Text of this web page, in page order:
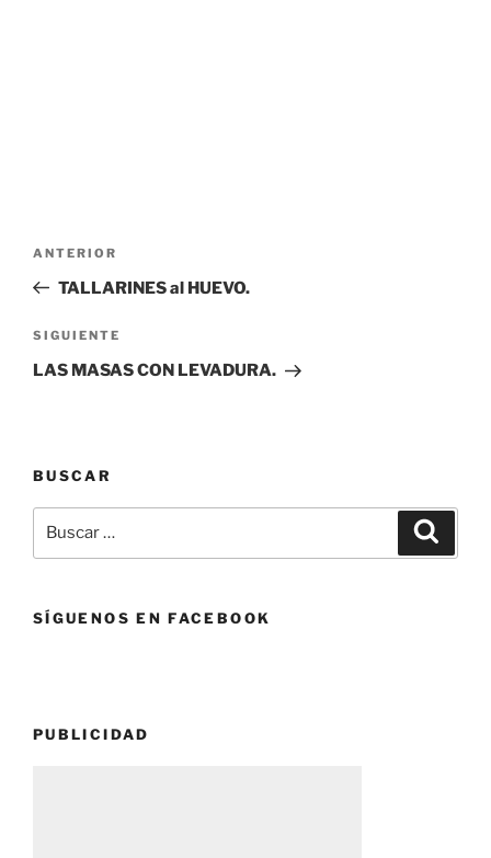
entradas
Entrada
anterior:
ANTERIOR
TALLARINES al HUEVO.
Siguiente
entrada
SIGUIENTE
LAS MASAS CON LEVADURA.
BUSCAR
por:
SÍGUENOS EN FACEBOOK
PUBLICIDAD